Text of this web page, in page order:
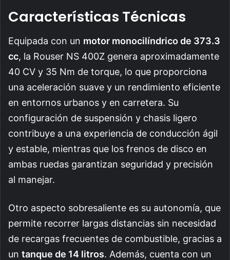
Características Técnicas
Equipada con un motor monocilíndrico de 373.3
cc, la Rouser NS 400Z genera aproximadamente
40 CV y 35 Nm de torque, lo que proporciona
una aceleración suave y un rendimiento eficiente
en entornos urbanos y en carretera. Su
configuración de suspensión y chasis ligero
contribuye a una experiencia de conducción ágil
y estable, mientras que los frenos de disco en
ambas ruedas garantizan seguridad y precisión
al manejar.
Otro aspecto sobresaliente es su autonomía, que
permite recorrer largas distancias sin necesidad
de recargas frecuentes de combustible, gracias a
un tanque de 14 litros. Además, cuenta con un